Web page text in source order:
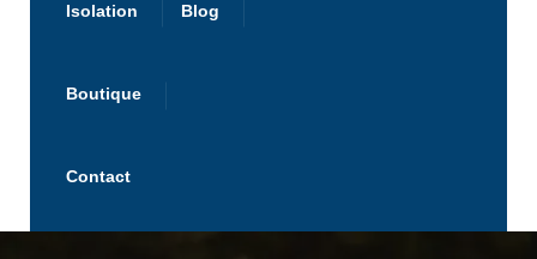
Isolation Blog
Boutique
Contact